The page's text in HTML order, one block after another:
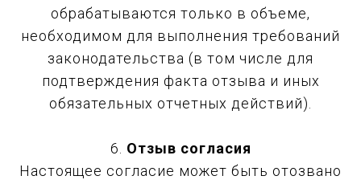
обрабатываются только в объеме,
необходимом для выполнения требований
законодательства (в том числе для
подтверждения факта отзыва и иных
обязательных отчетных действий).
6. Отзыв согласия
Настоящее согласие может быть отозвано